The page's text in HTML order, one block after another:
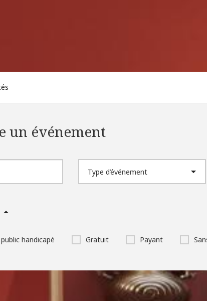
un événement
handicapé Gratuit Payant